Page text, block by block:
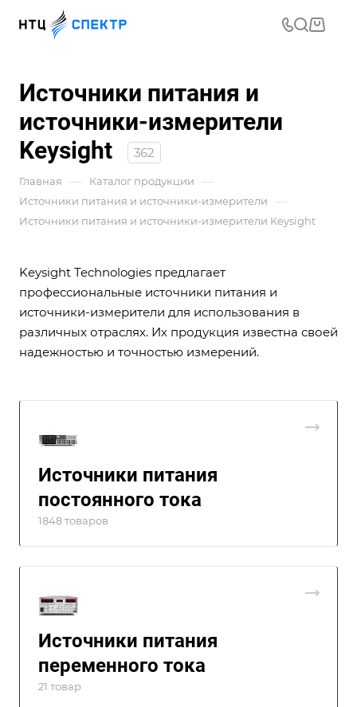
Источники питания и
источники-измерители
Keysight
362
Главная — Каталог продукции —
Источники питания и источники-измерители —
Источники питания и источники-измерители Keysight
Keysight Technologies предлагает
профессиональные источники питания и
источники-измерители для использования в
различных отраслях. Их продукция известна своей
надежностью и точностью измерений.
Источники питания
постоянного тока
1848 товаров
Источники питания
переменного тока
21 товар